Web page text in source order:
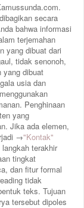
secara
bahwa informasi
terjemahan
yang dibuat dari
tidak senonoh,
yang dibuat
usia dan
Penghinaan
yang
Jika ada elemen,
→"Kontak"
terakhir
tingkat
dan fitur formal
tidak
teks. Tujuan
tersebut dipoles